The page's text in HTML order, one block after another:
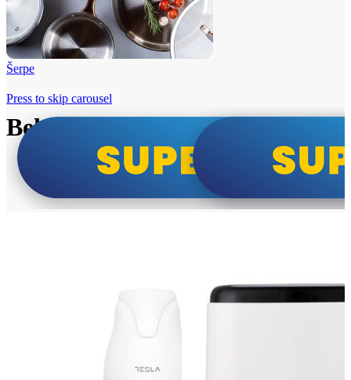
Šerpe
Beko i Tesla super cene
Press to skip carousel